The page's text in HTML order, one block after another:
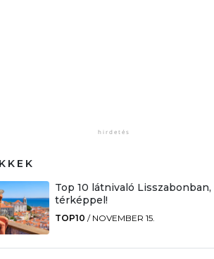
Top 10 látnivaló Lisszabonban,
térképpel!
TOP10 / NOVEMBER 15.